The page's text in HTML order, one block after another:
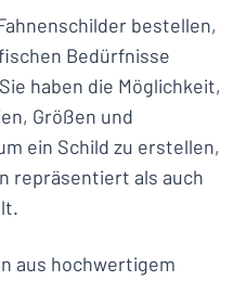
bestellen,
Bedürfnisse
haben die Möglichkeit,
Größen und
ein Schild zu erstellen,
repräsentiert als auch
aus hochwertigem